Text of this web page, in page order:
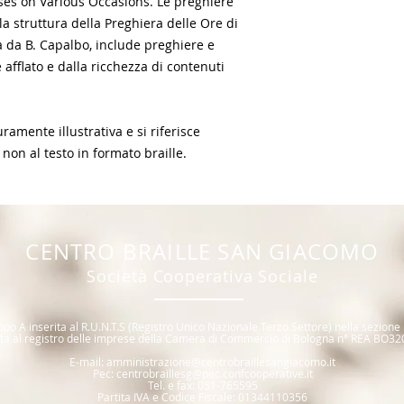
struttura della Preghiera delle Ore di
B. Capalbo, include preghiere e
e dalla ricchezza di contenuti
illustrativa e si riferisce
al testo in formato braille.
CENTRO BRAILLE SAN GIACOMO
Società Coope rativa Sociale
A inserita al R.U.N.T.S (Registro Unico Nazionale T
erzo Settore) nella
al registro delle imprese della Camera di Commercio di Bologna n° REA
E-mail: amministrazione@centrobraillesangiacomo.it
Pec: centrobraillesg@pec.confcooperative.it
Tel. e fax: 0
51-765595
Partita IVA e Codice Fiscale: 01344110356